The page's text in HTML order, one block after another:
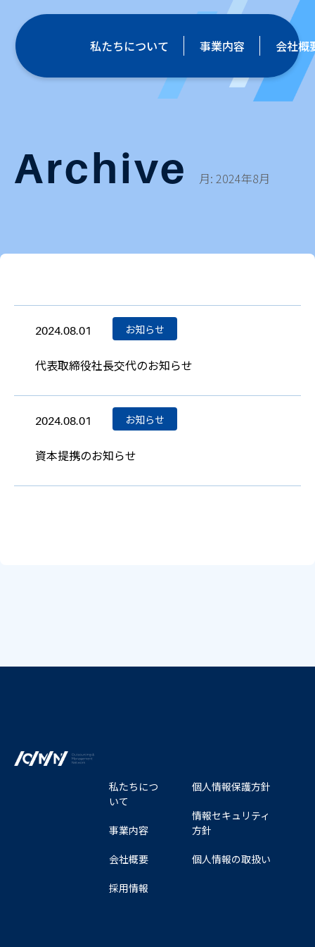
私たちについて 事業内容 会社概
Archive 月: 2024年8月
2024.08.01 お知らせ
代表取締役社長交代のお知らせ
2024.08.01 お知らせ
資本提携のお知らせ
私たちにつ
いて
事業内容
会社概要
採用情報
個人情報保護方針
情報セキュリティ
方針
個人情報の取扱い